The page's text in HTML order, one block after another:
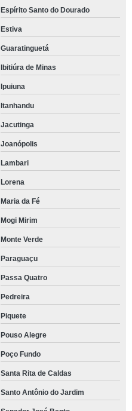
Espírito Santo do Dourado
Estiva
Guaratinguetá
Ibitiúra de Minas
Ipuiuna
Itanhandu
Jacutinga
Joanópolis
Lambari
Lorena
Maria da Fé
Mogi Mirim
Monte Verde
Paraguaçu
Passa Quatro
Pedreira
Piquete
Pouso Alegre
Poço Fundo
Santa Rita de Caldas
Santo Antônio do Jardim